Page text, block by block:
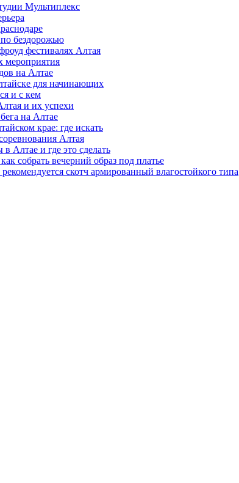
Мультиплекс
бездорожью
фестивалях Алтая
мероприятия
на Алтае
для начинающих
и с кем
и их успехи
на Алтае
крае: где искать
Алтая
в Алтае и где это сделать
собрать вечерний образ под платье
скотч армированный влагостойкого типа